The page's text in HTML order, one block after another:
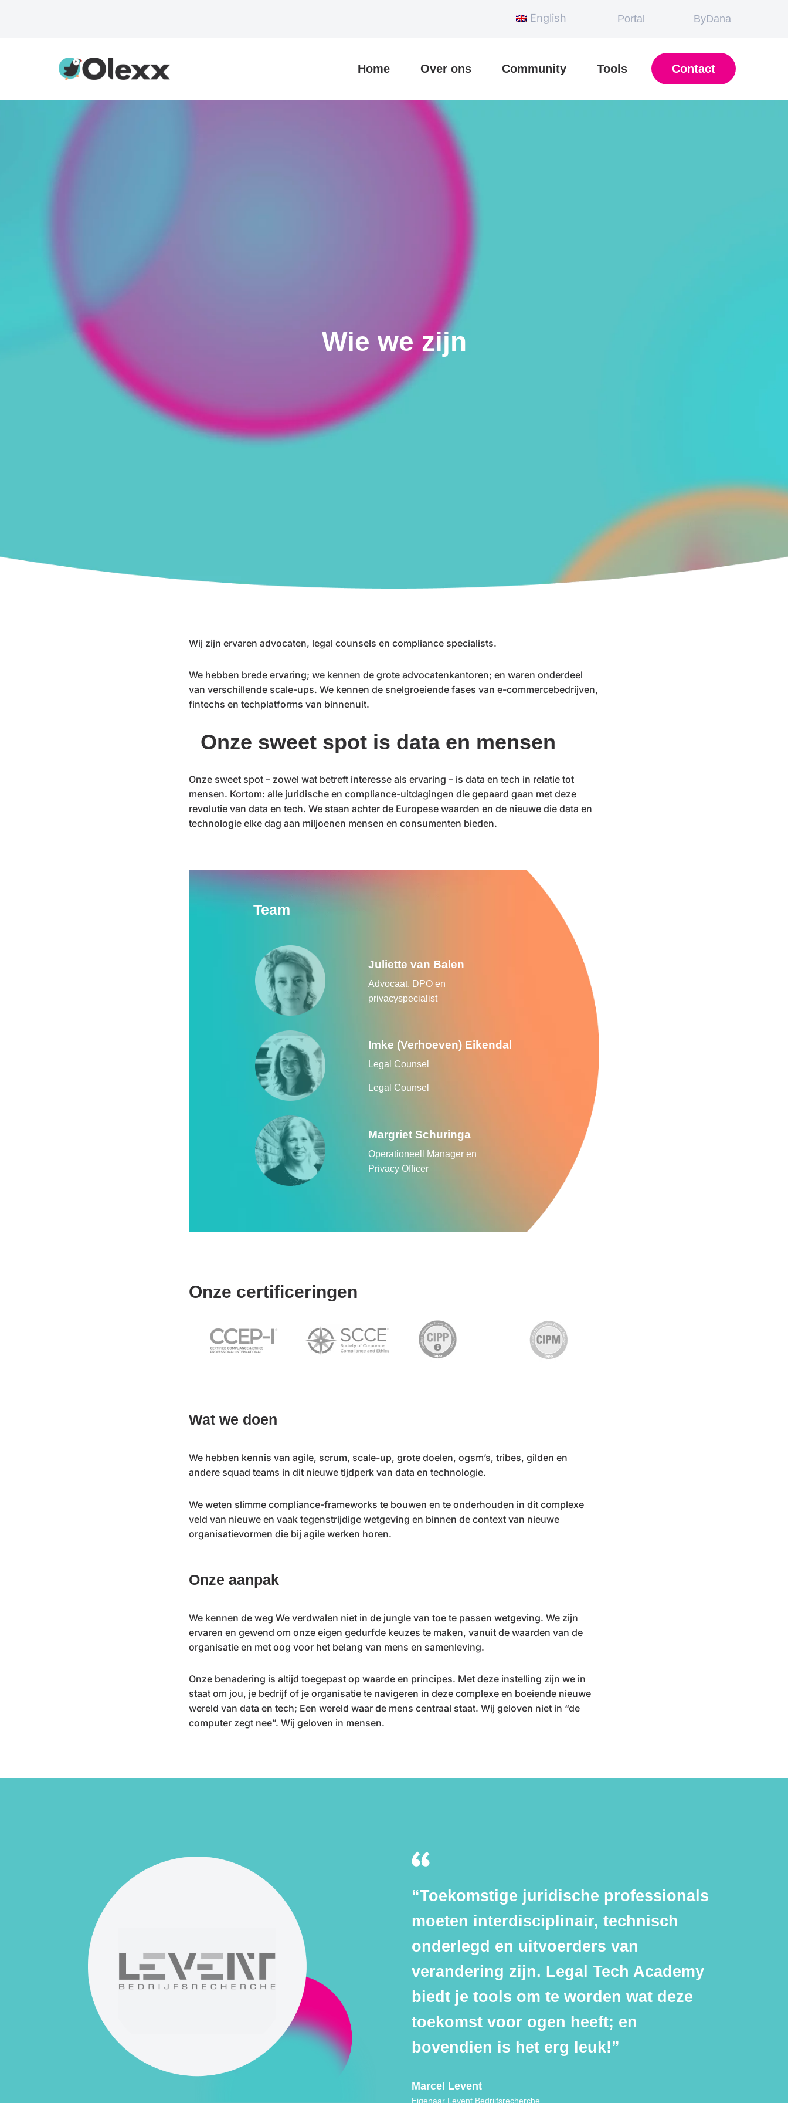
English Portal ByDana
Home Over ons Community Tools Contact
Wie we zijn
Wij zijn ervaren advocaten, legal counsels en compliance specialists.
We hebben brede ervaring; we kennen de grote advocatenkantoren; en waren onderdeel
van verschillende scale-ups. We kennen de snelgroeiende fases van e-commercebedrijven,
fintechs en techplatforms van binnenuit.
Onze sweet spot is data en mensen
Onze sweet spot – zowel wat betreft interesse als ervaring – is data en tech in relatie tot
mensen. Kortom: alle juridische en compliance-uitdagingen die gepaard gaan met deze
revolutie van data en tech. We staan achter de Europese waarden en de nieuwe die data en
technologie elke dag aan miljoenen mensen en consumenten bieden.
Team
Juliette van Balen
Advocaat, DPO en
privacyspecialist
Imke (Verhoeven) Eikendal
Legal Counsel
Legal Counsel
Margriet Schuringa
Operationeell Manager en
Privacy Officer
Onze certificeringen
Wat we doen
We hebben kennis van agile, scrum, scale-up, grote doelen, ogsm’s, tribes, gilden en
andere squad teams in dit nieuwe tijdperk van data en technologie.
We weten slimme compliance-frameworks te bouwen en te onderhouden in dit complexe
veld van nieuwe en vaak tegenstrijdige wetgeving en binnen de context van nieuwe
organisatievormen die bij agile werken horen.
Onze aanpak
We kennen de weg We verdwalen niet in de jungle van toe te passen wetgeving. We zijn
ervaren en gewend om onze eigen gedurfde keuzes te maken, vanuit de waarden van de
organisatie en met oog voor het belang van mens en samenleving.
Onze benadering is altijd toegepast op waarde en principes. Met deze instelling zijn we in
staat om jou, je bedrijf of je organisatie te navigeren in deze complexe en boeiende nieuwe
wereld van data en tech; Een wereld waar de mens centraal staat. Wij geloven niet in “de
computer zegt nee”. Wij geloven in mensen.
“Toekomstige juridische professionals
moeten interdisciplinair, technisch
onderlegd en uitvoerders van
verandering zijn. Legal Tech Academy
biedt je tools om te worden wat deze
toekomst voor ogen heeft; en
bovendien is het erg leuk!”
Marcel Levent
Eigenaar Levent Bedrijfsrecherche